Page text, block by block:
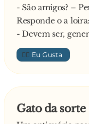
- São amigos? –
Responde o a loira:
- Devem ser,
👍🏼
Gato da sorte